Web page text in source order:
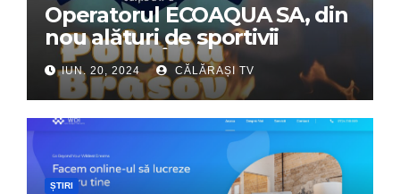
Operatorul ECOAQUA SA, din
nou alături de sportivii
călărășeni. Începe „Prima
Tabără”!
IUN. 20, 2024 CĂLĂRAȘI TV
ȘTIRI